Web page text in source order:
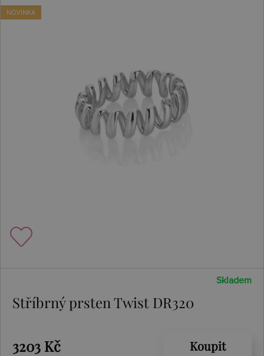
NOVINKA
Skladem
Stříbrný prsten Twist DR320
3203 Kč Koupit